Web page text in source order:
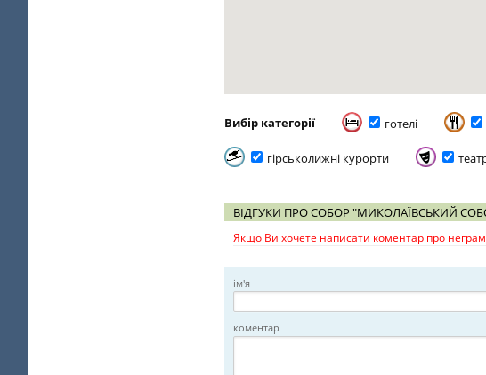
Вибір категорії готелі
гірськолижні курорти
ВІДГУКИ ПРО СОБОР "МИКОЛАЇВСЬКИЙ
Якщо Ви хочете написати коментар про
ім'я
коментар